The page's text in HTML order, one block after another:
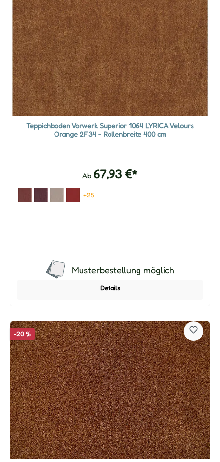
Teppichboden Vorwerk Superior 1064 LYRICA Velours
Orange 2F34 - Rollenbreite 400 cm
Ab 67,93 €*
+25
Musterbestellung möglich
Details
-20 %